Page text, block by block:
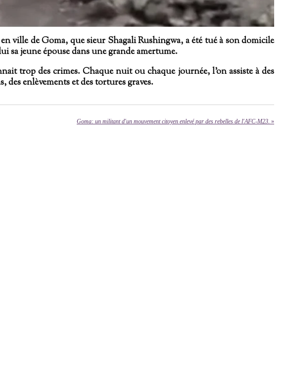
ville de Goma, que sieur Shagali Rushingwa, a été tué à son domicile
sa jeune épouse dans une grande amertume.
trop des crimes. Chaque nuit ou chaque journée, l'on assiste à des
des enlèvements et des tortures graves.
Goma: un militant d'un mouvement citoyen enlevé par des rebelles de l'AFC-M23. »